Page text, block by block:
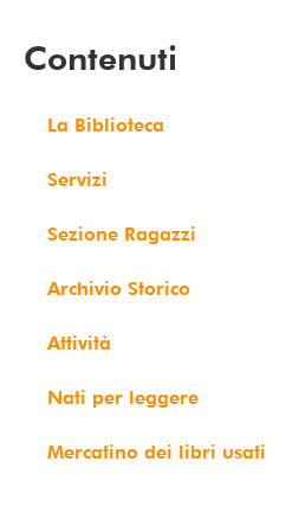
Contenuti
La Biblioteca
Servizi
Sezione Ragazzi
Archivio Storico
Attività
Nati per leggere
Mercatino dei libri usati